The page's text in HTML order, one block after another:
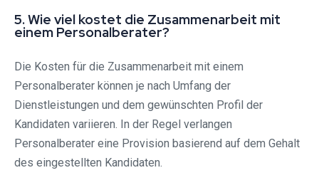
5. Wie viel kostet die Zusammenarbeit mit
einem Personalberater?
Die Kosten für die Zusammenarbeit mit einem
Personalberater können je nach Umfang der
Dienstleistungen und dem gewünschten Profil der
Kandidaten variieren. In der Regel verlangen
Personalberater eine Provision basierend auf dem Gehalt
des eingestellten Kandidaten.